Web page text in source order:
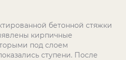
бетонной стяжки
кирпичные
под слоем
ступени. После